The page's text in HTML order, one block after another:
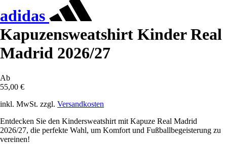
adidas
Kapuzensweatshirt Kinder Real
Madrid 2026/27
Ab
55,00 €
inkl. MwSt. zzgl. Versandkosten
Entdecken Sie den Kindersweatshirt mit Kapuze Real Madrid
2026/27, die perfekte Wahl, um Komfort und Fußballbegeisterung zu
vereinen!